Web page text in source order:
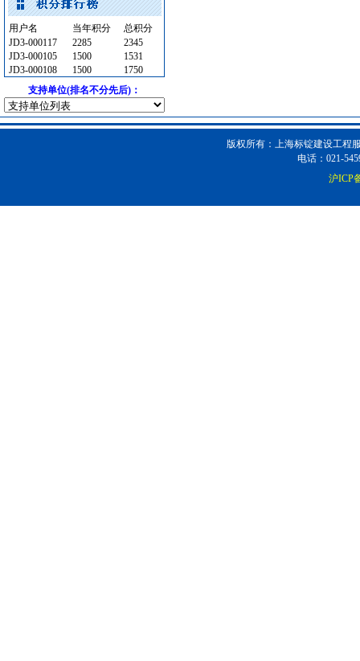
卫浴洁具 [采购中]
外墙装饰
[采购中]
变压器
[采购中]
室内给排水 [采购中]
管材管件 [采购中]
开关 [采购中]
外墙装饰 [采购中]
稳压泵 [采购中]
用户名 当年积分
总积分
JD3-000117
2285
2345
JD3-000105
1500
1531
JD3-000108
1500
1750
支持单位(排名不分先后)：
版权所有：上海标锭建设工程
电话：021-
沪ICP